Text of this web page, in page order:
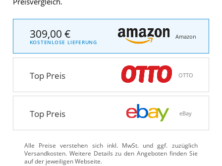
309,00 €
KOSTENLOSE LIEFERUNG
Amazon
Top Preis OTTO
Top Preis eBay
Alle Preise verstehen sich inkl. MwSt. und ggf. zuzüglich
Versandkosten. Weitere Details zu den Angeboten finden Sie
auf der jeweiligen Webseite.